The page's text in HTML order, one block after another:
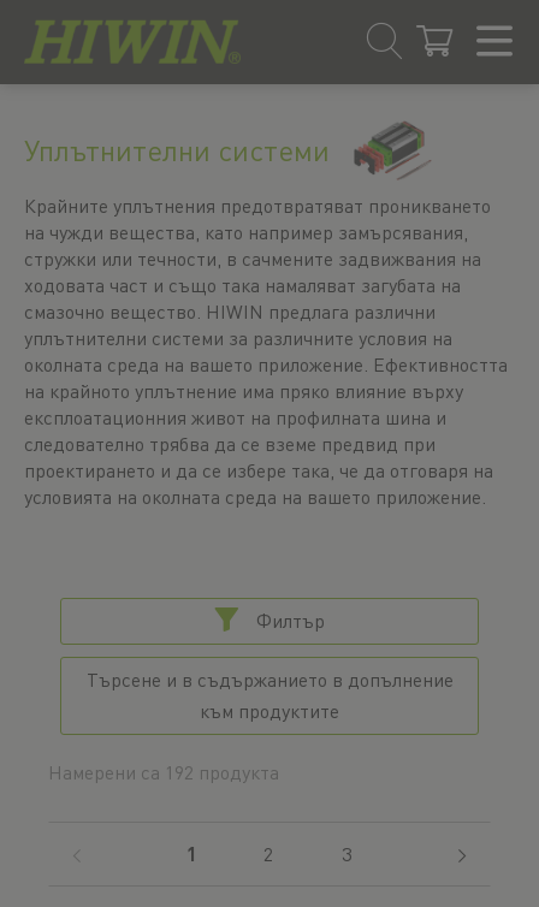
съдържанието
менюто
навигация
Уплътнителни системи
Крайните уплътнения предотвратяват проникването
на чужди вещества, като например замърсявания,
стружки или течности, в сачмените задвижвания на
ходовата част и също така намаляват загубата на
смазочно вещество. HIWIN предлага различни
уплътнителни системи за различните условия на
околната среда на вашето приложение. Ефективността
на крайното уплътнение има пряко влияние върху
експлоатационния живот на профилната шина и
следователно трябва да се вземе предвид при
проектирането и да се избере така, че да отговаря на
условията на околната среда на вашето приложение.
Филтър
Търсене и в съдържанието в допълнение
към продуктите
Намерени са 192 продукта
1 (current)
2 3